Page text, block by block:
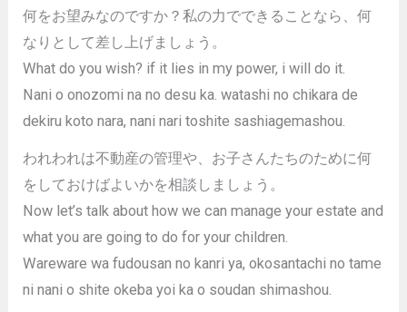
何をお望みなのですか？私の力でできることなら、何
なりとして差し上げましょう。
What do you wish? if it lies in my power, i will do it.
Nani o onozomi na no desu ka. watashi no chikara de
dekiru koto nara, nani nari toshite sashiagemashou.
われわれは不動産の管理や、お子さんたちのために何
をしておけばよいかを相談しましょう。
Now let’s talk about how we can manage your estate and
what you are going to do for your children.
Wareware wa fudousan no kanri ya, okosantachi no tame
ni nani o shite okeba yoi ka o soudan shimashou.